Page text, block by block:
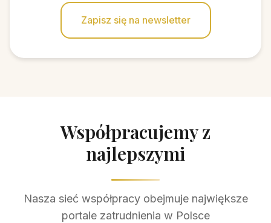
Zapisz się na newsletter
Współpracujemy z
najlepszymi
Nasza sieć współpracy obejmuje największe
portale zatrudnienia w Polsce